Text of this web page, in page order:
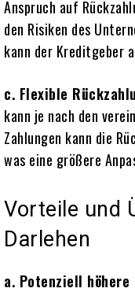
Anspruch auf
den Risiken des
kann der Kreditgeber
c. Flexible
kann je nach den
Zahlungen kann die
was eine größere
Vorteile und
Darlehen
a. Potenziell höhere